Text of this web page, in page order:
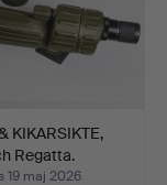
KIKARSIKTE,
Regatta.
19 maj 2026